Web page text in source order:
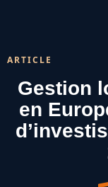
ARTICLE
Gestion
en